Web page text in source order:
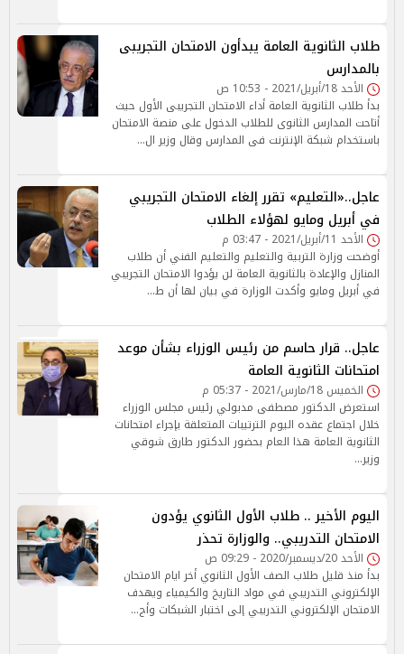
طلاب الثانوية العامة يبدأون الامتحان التجريبى
بالمدارس
الأحد 18/أبريل/2021 - 10:53 ص
بدأ طلاب الثانوية العامة أداء الامتحان التجريبى الأول حيث
أتاحت المدارس الثانوى للطلاب الدخول على منصة الامتحان
باستخدام شبكة الإنترنت فى المدارس وقال وزير ال…
عاجل..«التعليم» تقرر إلغاء الامتحان التجريبي
في أبريل ومايو لهؤلاء الطلاب
الأحد 11/أبريل/2021 - 03:47 م
أوضحت وزارة التربية والتعليم والتعليم الفني أن طلاب
المنازل والإعادة بالثانوية العامة لن يؤدوا الامتحان التجريبي
في أبريل ومايو وأكدت الوزارة في بيان لها أن ط…
عاجل.. قرار حاسم من رئيس الوزراء بشأن موعد
امتحانات الثانوية العامة
الخميس 18/مارس/2021 - 05:37 م
استعرض الدكتور مصطفى مدبولي رئيس مجلس الوزراء
خلال اجتماع عقده اليوم الترتيبات المتعلقة بإجراء امتحانات
الثانوية العامة هذا العام بحضور الدكتور طارق شوقي
وزير…
اليوم الأخير .. طلاب الأول الثانوي يؤدون
الامتحان التدريبي.. والوزارة تحذر
الأحد 20/ديسمبر/2020 - 09:29 ص
بدأ منذ قليل طلاب الصف الأول الثانوي أخر ايام الامتحان
الإلكتروني التدريبي في مواد التاريخ والكيمياء ويهدف
الامتحان الإلكتروني التدريبي إلى اختبار الشبكات وأج…